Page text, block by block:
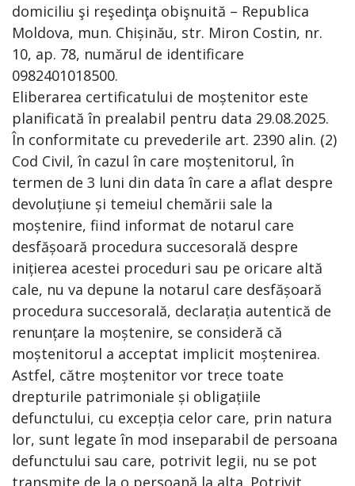
domiciliu şi reşedinţa obişnuită – Republica
Moldova, mun. Chișinău, str. Miron Costin, nr.
10, ap. 78, numărul de identificare
0982401018500.
Eliberarea certificatului de moștenitor este
planificată în prealabil pentru data 29.08.2025.
În conformitate cu prevederile art. 2390 alin. (2)
Cod Civil, în cazul în care moștenitorul, în
termen de 3 luni din data în care a aflat despre
devoluțiune și temeiul chemării sale la
moștenire, fiind informat de notarul care
desfășoară procedura succesorală despre
inițierea acestei proceduri sau pe oricare altă
cale, nu va depune la notarul care desfășoară
procedura succesorală, declarația autentică de
renunțare la moștenire, se consideră că
moștenitorul a acceptat implicit moștenirea.
Astfel, către moștenitor vor trece toate
drepturile patrimoniale și obligațiile
defunctului, cu excepția celor care, prin natura
lor, sunt legate în mod inseparabil de persoana
defunctului sau care, potrivit legii, nu se pot
transmite de la o persoană la alta. Potrivit